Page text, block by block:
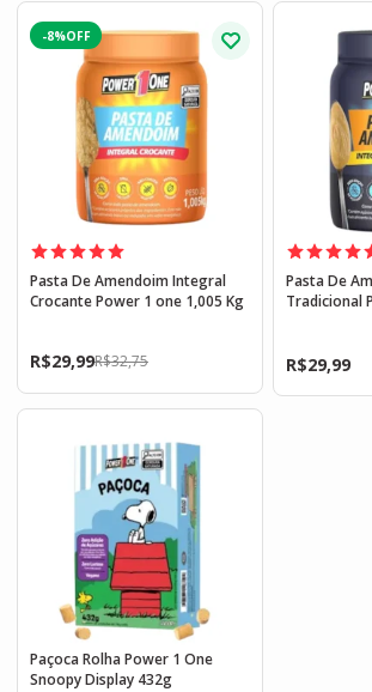
-8%
Pasta De Amendoim Integral
Crocante Power 1 one 1,005 Kg
R$32,75
R$29,99
Pasta De
Tradicional
R$29,99
Paçoca Rolha Power 1 One
Snoopy Display 432g